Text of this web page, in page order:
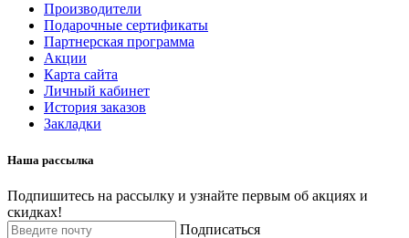
Производители
Подарочные сертификаты
Партнерская программа
Акции
Карта сайта
Личный кабинет
История заказов
Закладки
Наша рассылка
Подпишитесь на рассылку и узнайте первым об акциях и
скидках!
Подписаться